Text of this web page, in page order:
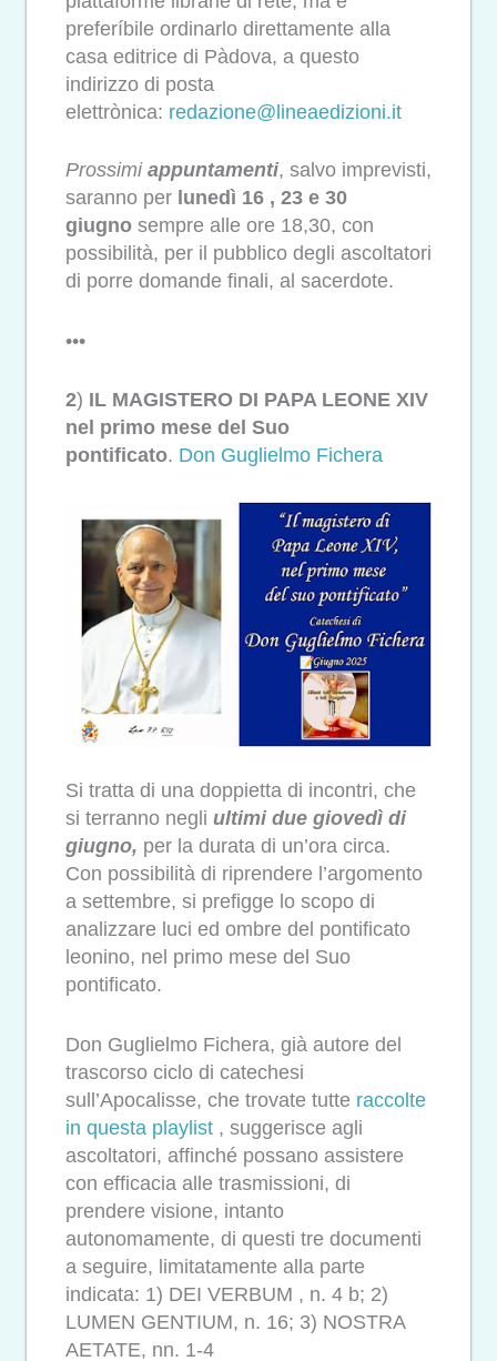
preferíbile ordinarlo direttamente alla
casa editrice di Pàdova, a questo
indirizzo di posta
elettrònica: redazione@lineaedizioni.it
Prossimi appuntamenti, salvo imprevisti,
saranno per lunedì 16 , 23 e 30
giugno sempre alle ore 18,30, con
possibilità, per il pubblico degli ascoltatori
di porre domande finali, al sacerdote.
•••
2) IL MAGISTERO DI PAPA LEONE XIV
nel primo mese del Suo
pontificato. Don Guglielmo Fichera
Si tratta di una doppietta di incontri, che
si terranno negli ultimi due giovedì di
giugno, per la durata di un’ora circa.
Con possibilità di riprendere l’argomento
a settembre, si prefigge lo scopo di
analizzare luci ed ombre del pontificato
leonino, nel primo mese del Suo
pontificato.
Don Guglielmo Fichera, già autore del
trascorso ciclo di catechesi
sull’Apocalisse, che trovate tutte raccolte
in questa playlist , suggerisce agli
ascoltatori, affinché possano assistere
con efficacia alle trasmissioni, di
prendere visione, intanto
autonomamente, di questi tre documenti
a seguire, limitatamente alla parte
indicata: 1) DEI VERBUM , n. 4 b; 2)
LUMEN GENTIUM, n. 16; 3) NOSTRA
AETATE, nn. 1-4